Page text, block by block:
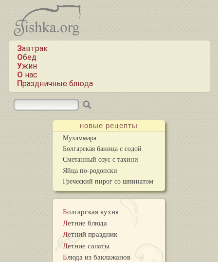
Завтрак
Обед
Ужин
О нас
Праздничные блюда
новые рецепты
Мухаммара
Болгарская баница с содой
Сметанный соус с тахини
Яйца по-родопски
Греческий пирог со шпинатом
Болгарская кухня
Летние блюда
Летний праздник
Летние салаты
Блюда из баклажанов